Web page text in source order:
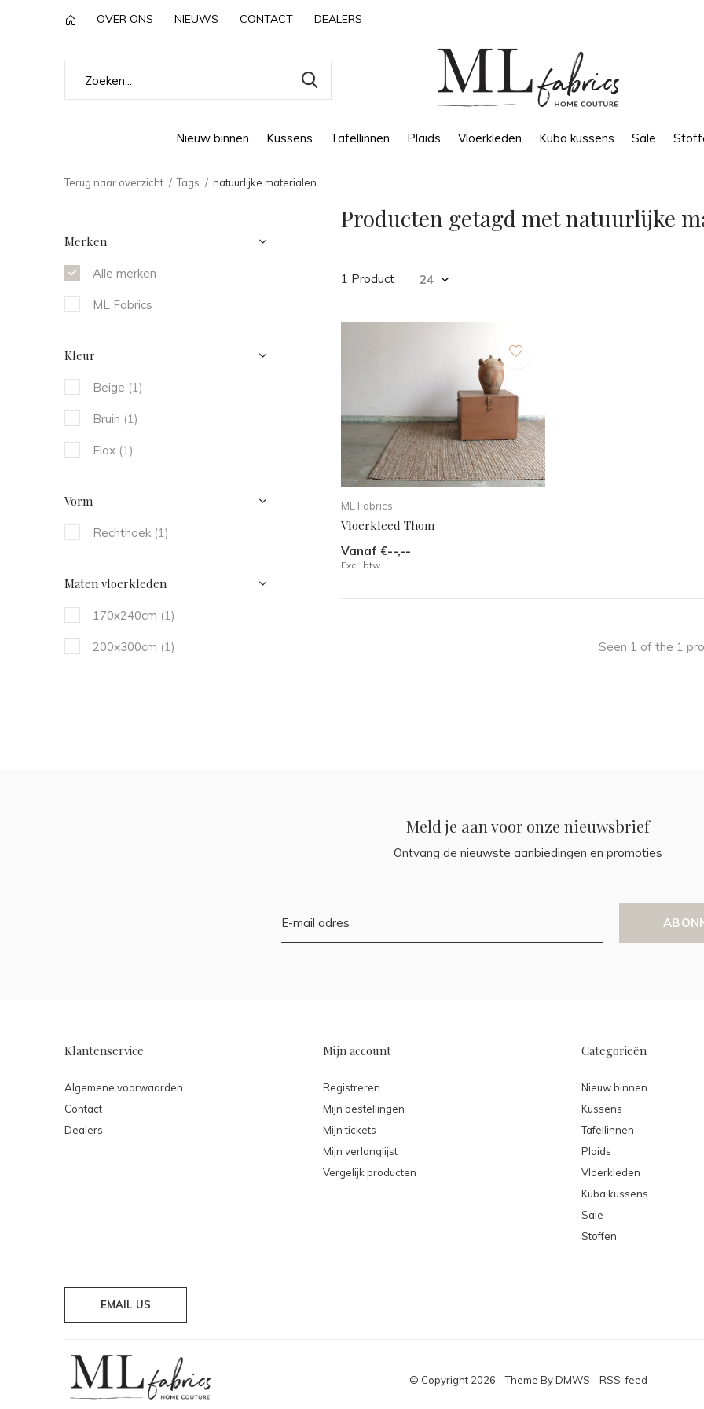
Nieuw binnen Kussens Tafellinnen Plaids Vloerkleden Kuba kussens Sale
OVER ONS NIEUWS CONTACT DEALERS
Terug naar overzicht Tags natuurlijke materialen
Producten getagd met natuurlijke
1 Product
ML Fabrics
Vloerkleed Thom
Vanaf €--,--
Excl. btw
Seen 1 of the 1
Merken
Alle merken
ML Fabrics
Kleur
Beige (1)
Bruin (1)
Flax (1)
Vorm
Rechthoek (1)
Maten vloerkleden
170x240cm (1)
200x300cm (1)
Meld je aan voor onze nieuwsbrief
Ontvang de nieuwste aanbiedingen en promoties
Klantenservice
Algemene voorwaarden
Contact
Dealers
Mijn account
Registreren
Mijn bestellingen
Mijn tickets
Mijn verlanglijst
Vergelijk producten
Categorieën
Nieuw binnen
Kussens
Tafellinnen
Plaids
Vloerkleden
Kuba kussens
Sale
Stoffen
EMAIL US
© Copyright 2026 - Theme ByDMWS - RSS-feed